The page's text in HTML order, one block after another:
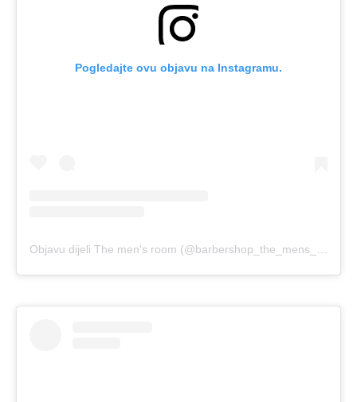
Pogledajte ovu objavu na Instagramu.
Objavu dijeli The men's room (@barbershop_the_mens_room)